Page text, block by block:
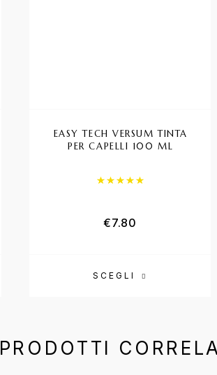
SCEGLI
EASY TECH VERSUM TINTA
PER CAPELLI 100 ML
Valutato
€7.80
PRODOTTI